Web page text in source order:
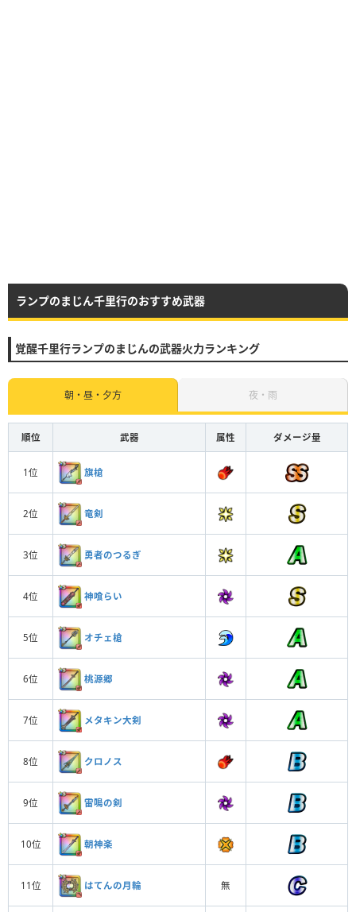
ランプのまじん千里行のおすすめ武器
覚醒千里行ランプのまじんの武器火力ランキング
朝・昼・夕方 夜・雨
順位 武器 属性 ダメージ量
1位 旗槍
2位 竜剣
3位 勇者のつるぎ
4位 神喰らい
5位 オチェ槍
6位 桃源郷
7位 メタキン大剣
8位 クロノス
9位 雷鳴の剣
10位 朝神楽
11位 はてんの月輪 無